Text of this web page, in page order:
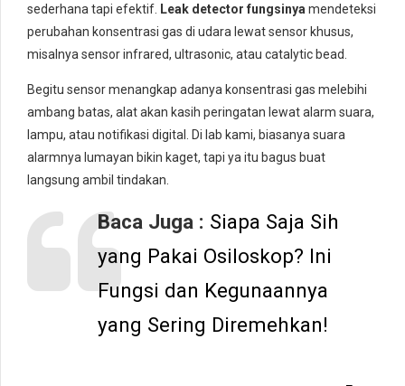
sederhana tapi efektif. Leak detector fungsinya mendeteksi
perubahan konsentrasi gas di udara lewat sensor khusus,
misalnya sensor infrared, ultrasonic, atau catalytic bead.
Begitu sensor menangkap adanya konsentrasi gas melebihi
ambang batas, alat akan kasih peringatan lewat alarm suara,
lampu, atau notifikasi digital. Di lab kami, biasanya suara
alarmnya lumayan bikin kaget, tapi ya itu bagus buat
langsung ambil tindakan.
Baca Juga : Siapa Saja Sih
yang Pakai Osiloskop? Ini
Fungsi dan Kegunaannya
yang Sering Diremehkan!